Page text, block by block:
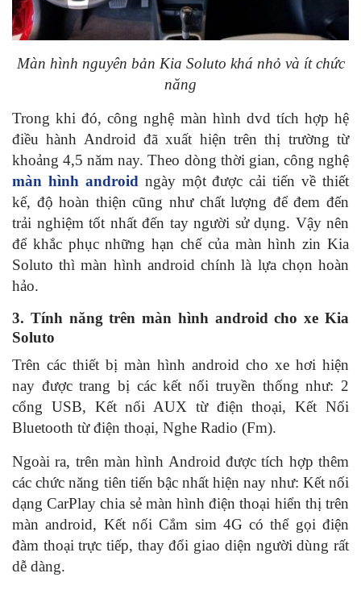
Màn hình nguyên bản Kia Soluto khá nhỏ và ít chức
năng
Trong khi đó, công nghệ màn hình dvd tích hợp hệ
điều hành Android đã xuất hiện trên thị trường từ
khoảng 4,5 năm nay. Theo dòng thời gian, công nghệ
màn hình android ngày một được cải tiến về thiết
kế, độ hoàn thiện cũng như chất lượng để đem đến
trải nghiệm tốt nhất đến tay người sử dụng. Vậy nên
để khắc phục những hạn chế của màn hình zin Kia
Soluto thì màn hình android chính là lựa chọn hoàn
hảo.
3. Tính năng trên màn hình android cho xe Kia
Soluto
Trên các thiết bị màn hình android cho xe hơi hiện
nay được trang bị các kết nối truyền thống như: 2
cổng USB, Kết nối AUX từ điện thoại, Kết Nối
Bluetooth từ điện thoại, Nghe Radio (Fm).
Ngoài ra, trên màn hình Android được tích hợp thêm
các chức năng tiên tiến bậc nhất hiện nay như: Kết nối
dạng CarPlay chia sẻ màn hình điện thoại hiển thị trên
màn android, Kết nối Cắm sim 4G có thể gọi điện
đàm thoại trực tiếp, thay đổi giao diện người dùng rất
dễ dàng.